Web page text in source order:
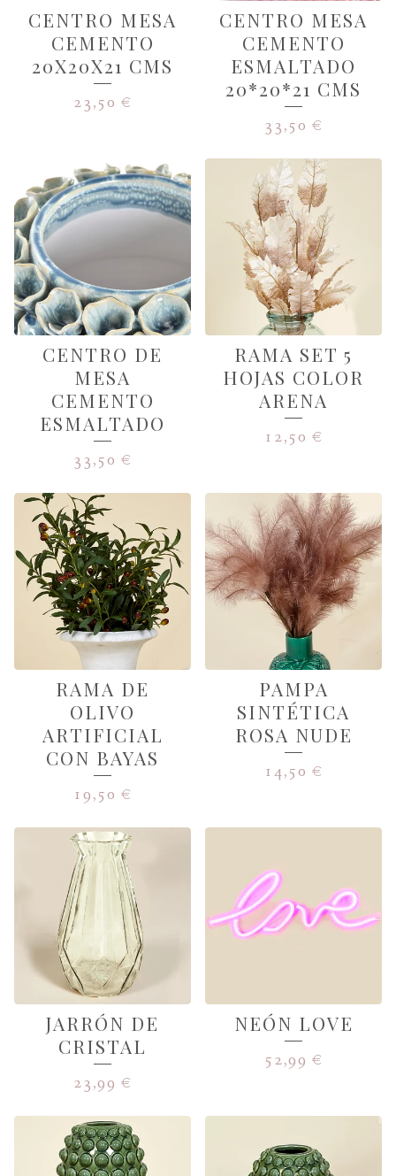
CENTRO MESA
CEMENTO
20X20X21 CMS
23,50 €
CENTRO MESA
CEMENTO
ESMALTADO
20*20*21 CMS
33,50 €
CENTRO DE
MESA
CEMENTO
ESMALTADO
33,50 €
RAMA SET 5
HOJAS COLOR
ARENA
12,50 €
RAMA DE
OLIVO
ARTIFICIAL
CON BAYAS
19,50 €
PAMPA
SINTÉTICA
ROSA NUDE
14,50 €
JARRÓN DE
CRISTAL
23,99 €
NEÓN LOVE
52,99 €